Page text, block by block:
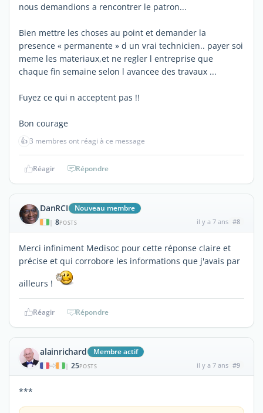
nous demandions a rencontrer le patron...
Bien mettre les choses au point et demander la
presence « permanente » d un vrai technicien.. payer soi
meme les materiaux,et ne regler l entreprise que
chaque fin semaine selon l avancee des travaux ...
Fuyez ce qui n acceptent pas !!
Bon courage
👍3 membres ont réagi à ce message
Réagir Répondre
DanRCI Nouveau membre
| 8POSTS il y a 7 ans #8
Merci infiniment Medisoc pour cette réponse claire et
précise et qui corrobore les informations que j'avais par
ailleurs !
Réagir Répondre
alainrichard Membre actif
| 25POSTS il y a 7 ans #9
***